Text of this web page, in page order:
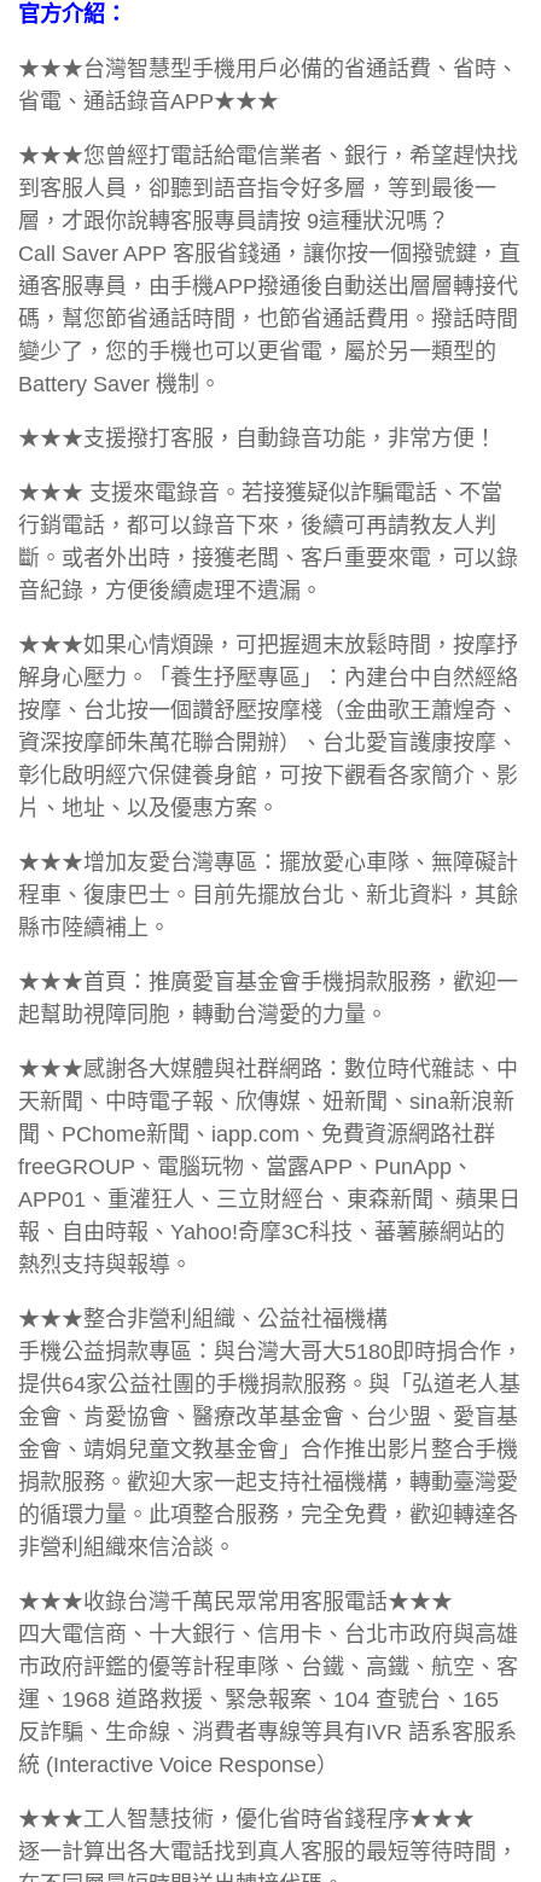
官方介紹：
★★★台灣智慧型手機用戶必備的省通話費、省時、
省電、通話錄音APP★★★
★★★您曾經打電話給電信業者、銀行，希望趕快找
到客服人員，卻聽到語音指令好多層，等到最後一
層，才跟你說轉客服專員請按 9這種狀況嗎？
Call Saver APP 客服省錢通，讓你按一個撥號鍵，直
通客服專員，由手機APP撥通後自動送出層層轉接代
碼，幫您節省通話時間，也節省通話費用。撥話時間
變少了，您的手機也可以更省電，屬於另一類型的
Battery Saver 機制。
★★★支援撥打客服，自動錄音功能，非常方便！
★★★ 支援來電錄音。若接獲疑似詐騙電話、不當
行銷電話，都可以錄音下來，後續可再請教友人判
斷。或者外出時，接獲老闆、客戶重要來電，可以錄
音紀錄，方便後續處理不遺漏。
★★★如果心情煩躁，可把握週末放鬆時間，按摩抒
解身心壓力。「養生抒壓專區」：內建台中自然經絡
按摩、台北按一個讚舒壓按摩棧（金曲歌王蕭煌奇、
資深按摩師朱萬花聯合開辦）、台北愛盲護康按摩、
彰化啟明經穴保健養身館，可按下觀看各家簡介、影
片、地址、以及優惠方案。
★★★增加友愛台灣專區：擺放愛心車隊、無障礙計
程車、復康巴士。目前先擺放台北、新北資料，其餘
縣市陸續補上。
★★★首頁：推廣愛盲基金會手機捐款服務，歡迎一
起幫助視障同胞，轉動台灣愛的力量。
★★★感謝各大媒體與社群網路：數位時代雜誌、中
天新聞、中時電子報、欣傳媒、妞新聞、sina新浪新
聞、PChome新聞、iapp.com、免費資源網路社群
freeGROUP、電腦玩物、當露APP、PunApp、
APP01、重灌狂人、三立財經台、東森新聞、蘋果日
報、自由時報、Yahoo!奇摩3C科技、蕃薯藤網站的
熱烈支持與報導。
★★★整合非營利組織、公益社福機構
手機公益捐款專區：與台灣大哥大5180即時捐合作，
提供64家公益社團的手機捐款服務。與「弘道老人基
金會、肯愛協會、醫療改革基金會、台少盟、愛盲基
金會、靖娟兒童文教基金會」合作推出影片整合手機
捐款服務。歡迎大家一起支持社福機構，轉動臺灣愛
的循環力量。此項整合服務，完全免費，歡迎轉達各
非營利組織來信洽談。
★★★收錄台灣千萬民眾常用客服電話★★★
四大電信商、十大銀行、信用卡、台北市政府與高雄
市政府評鑑的優等計程車隊、台鐵、高鐵、航空、客
運、1968 道路救援、緊急報案、104 查號台、165
反詐騙、生命線、消費者專線等具有IVR 語系客服系
統 (Interactive Voice Response）
★★★工人智慧技術，優化省時省錢程序★★★
逐一計算出各大電話找到真人客服的最短等待時間，